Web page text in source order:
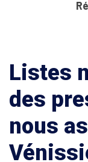
Listes
des
nous